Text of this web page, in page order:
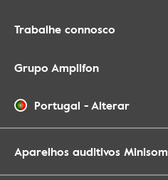
Trabalhe connosco
Grupo Amplifon
Portugal -Alterar
Aparelhos auditivos Minisom